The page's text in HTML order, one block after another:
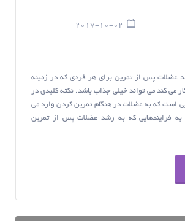
عضلات پس از تمرین برای هر فردی که در زمینه
می کند می تواند خیلی جذاب باشد. نکته کلیدی در
است که به عضلات در هنگام تمرین کردن وارد می
به فرایندهایی که به رشد عضلات پس از تمرین